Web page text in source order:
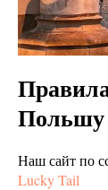
Польшу
Наш сайт по
Lucky Tail